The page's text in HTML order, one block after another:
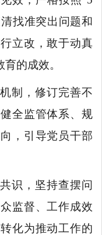
找准突出问题和
立改，敢于动真
的成效。
制，修订完善不
全监管体系、规
，引导党员干部
识，坚持查摆问
监督、工作成效
化为推动工作的